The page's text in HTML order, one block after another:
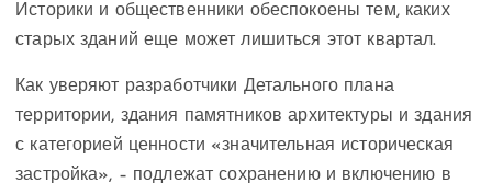
Историки и общественники обеспокоены тем, каких
старых зданий еще может лишиться этот квартал.
Как уверяют разработчики Детального плана
территории, здания памятников архитектуры и здания
с категорией ценности «значительная историческая
застройка», – подлежат сохранению и включению в